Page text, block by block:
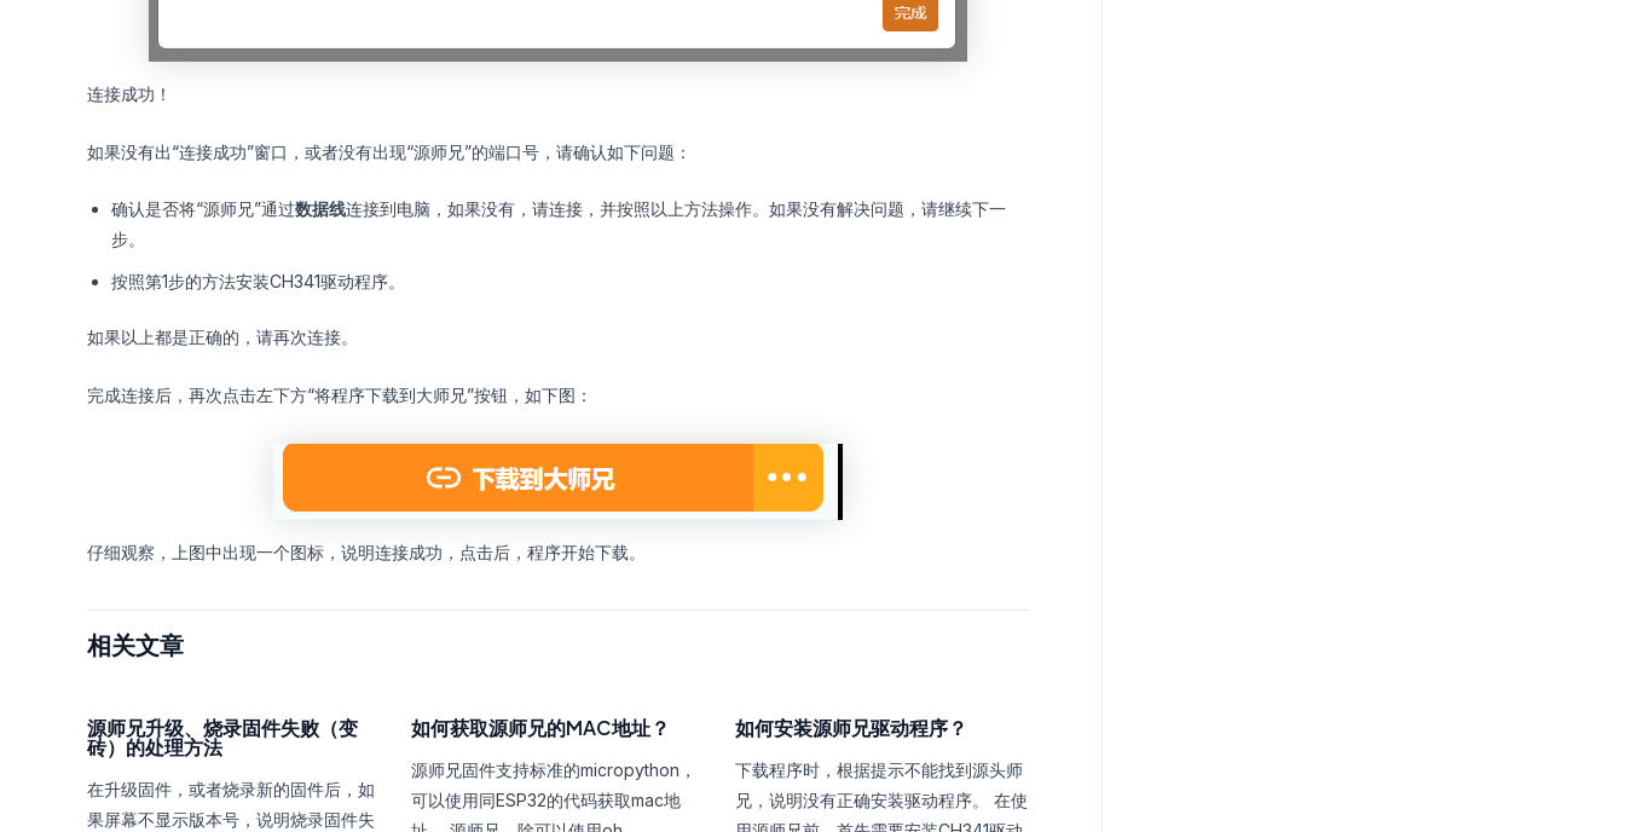
连接成功！
如果没有出“连接成功”窗口，或者没有出现“源师兄”的端口号，请确认如下问题：
确认是否将“源师兄”通过数据线连接到电脑，如果没有，请连接，并按照以上方法操作。如果没有解决问题，请继续下一
步。
按照第1步的方法安装CH341驱动程序。
如果以上都是正确的，请再次连接。
完成连接后，再次点击左下方“将程序下载到大师兄”按钮，如下图：
仔细观察，上图中出现一个图标，说明连接成功，点击后，程序开始下载。
相关文章
源师兄升级、烧录固件失败（变
砖）的处理方法
在升级固件，或者烧录新的固件后，如
果屏幕不显示版本号，说明烧录固件失
如何获取源师兄的MAC地址？
源师兄固件支持标准的micropython，
可以使用同ESP32的代码获取mac地
如何安装源师兄驱动程序？
下载程序时，根据提示不能找到源头师
兄，说明没有正确安装驱动程序。 在使